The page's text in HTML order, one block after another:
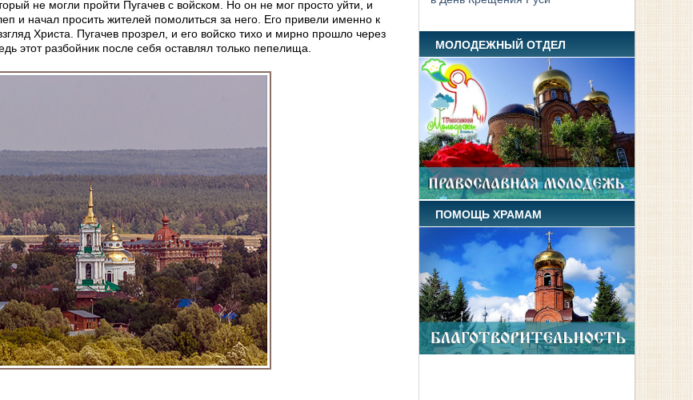
не могли пройти Пугачев с войском. Но он не мог просто уйти, и
и начал просить жителей помолиться за него. Его привели именно к
Христа. Пугачев прозрел, и его войско тихо и мирно прошло через
этот разбойник после себя оставлял только пепелища.
МОЛОДЕЖНЫЙ ОТДЕЛ
ПОМОЩЬ ХРАМАМ